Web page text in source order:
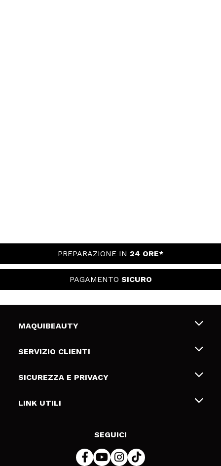
PREPARAZIONE IN 24 ORE*
PAGAMENTO SICURO
MAQUIBEAUTY
Chi siamo
Gift Cards
SERVIZIO CLIENTI
Spedizioni & Resi
Metodi di pagamamento
SICUREZZA E PRIVACY
Termini e condizioni
LINK UTILI
SEGUICI